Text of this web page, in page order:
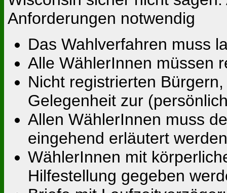
Anforderungen notwendig
Das Wahlverfahren muss
Alle WählerInnen müssen
Nicht registrierten
Gelegenheit zur
Allen WählerInnen muss
eingehend erläutert
WählerInnen mit
Hilfestellung gegeben